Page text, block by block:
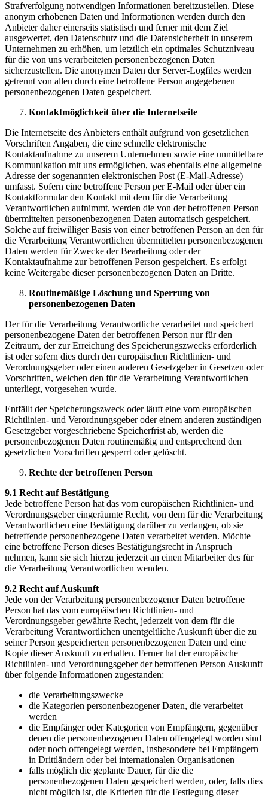
Strafverfolgung notwendigen Informationen bereitzustellen. Diese
anonym erhobenen Daten und Informationen werden durch den
Anbieter daher einerseits statistisch und ferner mit dem Ziel
ausgewertet, den Datenschutz und die Datensicherheit in unserem
Unternehmen zu erhöhen, um letztlich ein optimales Schutzniveau
für die von uns verarbeiteten personenbezogenen Daten
sicherzustellen. Die anonymen Daten der Server-Logfiles werden
getrennt von allen durch eine betroffene Person angegebenen
personenbezogenen Daten gespeichert.
Kontaktmöglichkeit über die Internetseite
Die Internetseite des Anbieters enthält aufgrund von gesetzlichen
Vorschriften Angaben, die eine schnelle elektronische
Kontaktaufnahme zu unserem Unternehmen sowie eine unmittelbare
Kommunikation mit uns ermöglichen, was ebenfalls eine allgemeine
Adresse der sogenannten elektronischen Post (E-Mail-Adresse)
umfasst. Sofern eine betroffene Person per E-Mail oder über ein
Kontaktformular den Kontakt mit dem für die Verarbeitung
Verantwortlichen aufnimmt, werden die von der betroffenen Person
übermittelten personenbezogenen Daten automatisch gespeichert.
Solche auf freiwilliger Basis von einer betroffenen Person an den für
die Verarbeitung Verantwortlichen übermittelten personenbezogenen
Daten werden für Zwecke der Bearbeitung oder der
Kontaktaufnahme zur betroffenen Person gespeichert. Es erfolgt
keine Weitergabe dieser personenbezogenen Daten an Dritte.
Routinemäßige Löschung und Sperrung von
personenbezogenen Daten
Der für die Verarbeitung Verantwortliche verarbeitet und speichert
personenbezogene Daten der betroffenen Person nur für den
Zeitraum, der zur Erreichung des Speicherungszwecks erforderlich
ist oder sofern dies durch den europäischen Richtlinien- und
Verordnungsgeber oder einen anderen Gesetzgeber in Gesetzen oder
Vorschriften, welchen den für die Verarbeitung Verantwortlichen
unterliegt, vorgesehen wurde.
Entfällt der Speicherungszweck oder läuft eine vom europäischen
Richtlinien- und Verordnungsgeber oder einem anderen zuständigen
Gesetzgeber vorgeschriebene Speicherfrist ab, werden die
personenbezogenen Daten routinemäßig und entsprechend den
gesetzlichen Vorschriften gesperrt oder gelöscht.
Rechte der betroffenen Person
9.1 Recht auf Bestätigung
Jede betroffene Person hat das vom europäischen Richtlinien- und
Verordnungsgeber eingeräumte Recht, von dem für die Verarbeitung
Verantwortlichen eine Bestätigung darüber zu verlangen, ob sie
betreffende personenbezogene Daten verarbeitet werden. Möchte
eine betroffene Person dieses Bestätigungsrecht in Anspruch
nehmen, kann sie sich hierzu jederzeit an einen Mitarbeiter des für
die Verarbeitung Verantwortlichen wenden.
9.2 Recht auf Auskunft
Jede von der Verarbeitung personenbezogener Daten betroffene
Person hat das vom europäischen Richtlinien- und
Verordnungsgeber gewährte Recht, jederzeit von dem für die
Verarbeitung Verantwortlichen unentgeltliche Auskunft über die zu
seiner Person gespeicherten personenbezogenen Daten und eine
Kopie dieser Auskunft zu erhalten. Ferner hat der europäische
Richtlinien- und Verordnungsgeber der betroffenen Person Auskunft
über folgende Informationen zugestanden:
die Verarbeitungszwecke
die Kategorien personenbezogener Daten, die verarbeitet
werden
die Empfänger oder Kategorien von Empfängern, gegenüber
denen die personenbezogenen Daten offengelegt worden sind
oder noch offengelegt werden, insbesondere bei Empfängern
in Drittländern oder bei internationalen Organisationen
falls möglich die geplante Dauer, für die die
personenbezogenen Daten gespeichert werden, oder, falls dies
nicht möglich ist, die Kriterien für die Festlegung dieser